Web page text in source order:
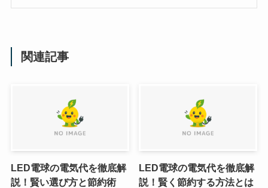
関連記事
LED電球の電気代を徹底解
説！賢い選び方と節約術
LED電球の電気代を徹底解
説！賢く節約する方法とは